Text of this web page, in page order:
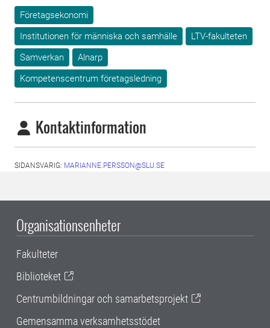
Företagsekonomi
Institutionen för människa och samhälle
LTV-fakulteten
Samverkan
Alnarp
Kompetenscentrum företagsledning
Kontaktinformation
SIDANSVARIG: MARIANNE.PERSSON@SLU.SE
Organisationsenheter
Fakulteter
Biblioteket
Centrumbildningar och samarbetsprojekt
Gemensamma verksamhetsstödet